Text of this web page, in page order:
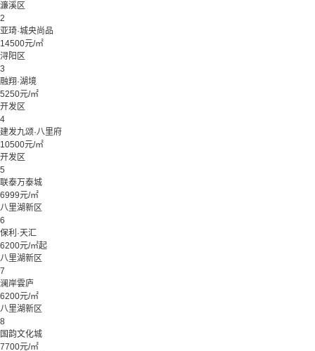
濂溪区
2
亚琦·城央尚品
14500元/㎡
浔阳区
3
融翔·湖境
5250元/㎡
开发区
4
建发九颂·八里府
10500元/㎡
开发区
5
联泰万泰城
6999元/㎡
八里湖新区
6
保利·天汇
6200元/㎡起
八里湖新区
7
澜岸雲庐
6200元/㎡
八里湖新区
8
国韵文化城
7700元/㎡